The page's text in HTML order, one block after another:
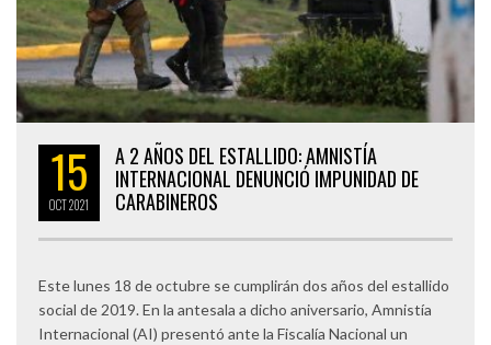
15
OCT2021
A 2 AÑOS DEL ESTALLIDO: AMNISTÍA
INTERNACIONAL DENUNCIÓ IMPUNIDAD DE
CARABINEROS
Este lunes 18 de octubre se cumplirán dos años del estallido
social de 2019. En la antesala a dicho aniversario, Amnistía
Internacional (AI) presentó ante la Fiscalía Nacional un